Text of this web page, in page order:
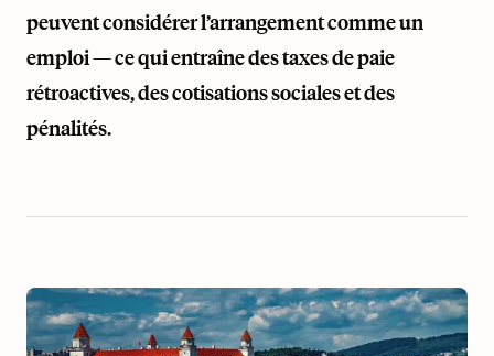
peuvent considérer l’arrangement comme un
emploi — ce qui entraîne des taxes de paie
rétroactives, des cotisations sociales et des
pénalités.